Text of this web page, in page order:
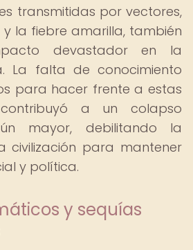
transmitidas por vectores,
la fiebre amarilla, también
devastador en la
La falta de conocimiento
para hacer frente a estas
a un colapso
mayor, debilitando la
para mantener
y política.
y sequías